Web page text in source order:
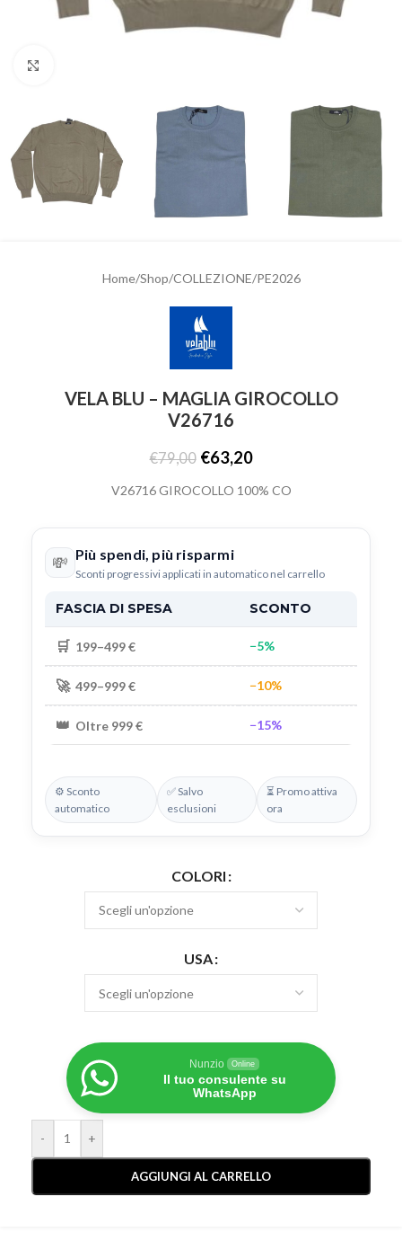
Home/Shop/COLLEZIONE/PE2026
VELA BLU – MAGLIA GIROCOLLO
V26716
€79,00 €63,20
V26716 GIROCOLLO 100% CO
💸 Più spendi, più risparmi
Sconti progressivi applicati in automatico nel carrello
FASCIA DI SPESA SCONTO
🛒 199–499 € −5%
🚀 499–999 € −10%
👑 Oltre 999 € −15%
⚙️ Sconto
automatico
✅ Salvo
esclusioni
⏳ Promo attiva
ora
COLORI
USA
Nunzio Online
Il tuo consulente su
WhatsApp
- +
AGGIUNGI AL CARRELLO